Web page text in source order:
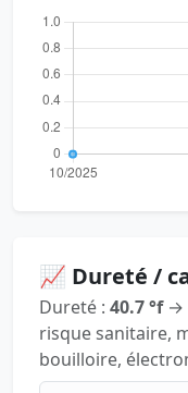
📈 Dureté /
Dureté : 40.7 °f→
risque sanitaire,
bouilloire,